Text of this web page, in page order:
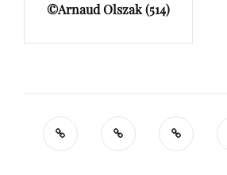
l’article
Post
©Arnaud Olszak (514)